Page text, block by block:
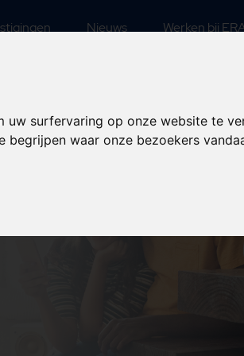
surfervaring op onze website te
waar onze bezoekers
Nieuws Werken bij